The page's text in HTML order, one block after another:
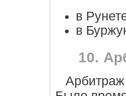
в
в
10.